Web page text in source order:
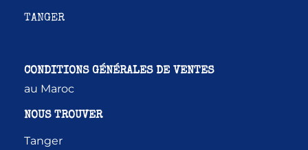
TANGER
CONDITIONS GÉNÉRALES DE VENTES
au Maroc
NOUS TROUVER
Tanger